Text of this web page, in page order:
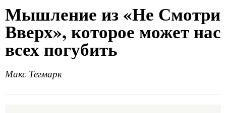
Мышление из «Не Смотри
Вверх», которое может нас
всех погубить
Макс Тегмарк